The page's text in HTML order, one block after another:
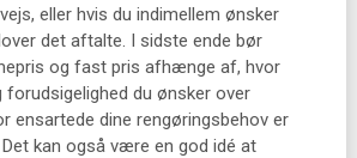
eller hvis du indimellem ønsker
det aftalte. I sidste ende bør
og fast pris afhænge af, hvor
du ønsker over
ensartede dine rengøringsbehov er
kan også være en god idé at